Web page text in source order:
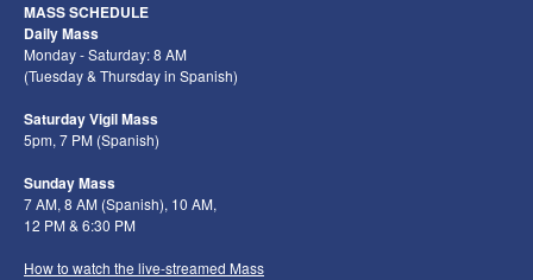
MASS SCHEDULE
Daily Mass
Monday - Saturday: 8 AM
(Tuesday & Thursday in Spanish)
Saturday Vigil Mass
5pm, 7 PM (Spanish)
Sunday Mass
7 AM, 8 AM (Spanish), 10 AM,
12 PM & 6:30 PM
How to watch the live-streamed Mass